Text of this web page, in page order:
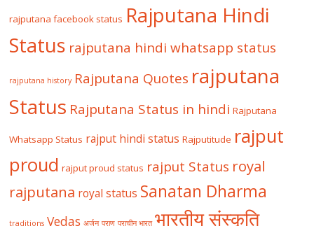
rajputana facebook status Rajputana Hindi
Status rajputana hindi whatsapp status
rajputana history Rajputana Quotes rajputana
Status Rajputana Status in hindi Rajputana
Whatsapp Status rajput hindi status Rajputitude rajput
proud rajput proud status rajput Status royal
rajputana royal status Sanatan Dharma
traditions Vedas अर्जुन पुराण प्राचीन भारत भारतीय संस्कृति